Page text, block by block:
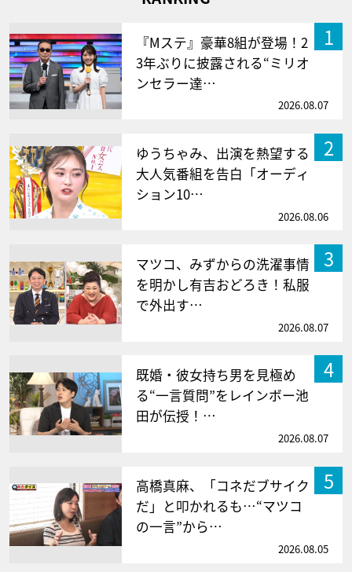
1
『Mステ』豪華8組が登場！2
3年ぶりに披露される“ミリオ
ンセラー達…
2026.08.07
2
ゆうちゃみ、出演を熱望する
大人気番組を告白「オーディ
ション10…
2026.08.06
3
マツコ、みずからの洗濯事情
を明かし有吉おどろき！私服
で外出す…
2026.08.07
4
既婚・彼女持ち男を見極め
る“一言質問”をレインボー池
田が伝授！…
2026.08.07
5
高橋真麻、「コネだブサイク
だ」と叩かれるも…“マツコ
の一言”から…
2026.08.05